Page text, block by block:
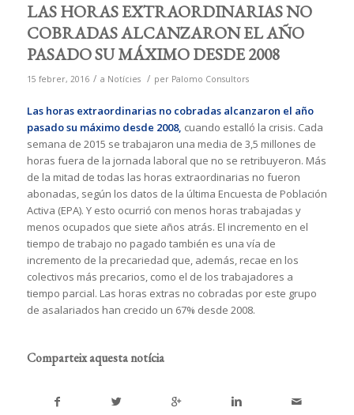
LAS HORAS EXTRAORDINARIAS NO
COBRADAS ALCANZARON EL AÑO
PASADO SU MÁXIMO DESDE 2008
15 febrer, 2016 / a Notícies / per Palomo Consultors
Las horas extraordinarias no cobradas alcanzaron el año
pasado su máximo desde 2008, cuando estalló la crisis. Cada
semana de 2015 se trabajaron una media de 3,5 millones de
horas fuera de la jornada laboral que no se retribuyeron. Más
de la mitad de todas las horas extraordinarias no fueron
abonadas, según los datos de la última Encuesta de Población
Activa (EPA). Y esto ocurrió con menos horas trabajadas y
menos ocupados que siete años atrás. El incremento en el
tiempo de trabajo no pagado también es una vía de
incremento de la precariedad que, además, recae en los
colectivos más precarios, como el de los trabajadores a
tiempo parcial. Las horas extras no cobradas por este grupo
de asalariados han crecido un 67% desde 2008.
Comparteix aquesta notícia